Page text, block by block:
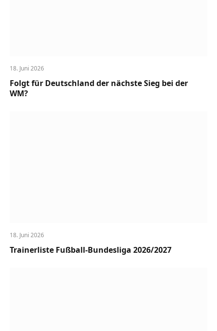
18. Juni 2026
Folgt für Deutschland der nächste Sieg bei der
WM?
18. Juni 2026
Trainerliste Fußball-Bundesliga 2026/2027